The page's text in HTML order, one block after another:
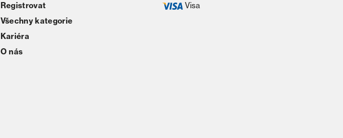
Registrovat
Všechny kategorie
Kariéra
O nás
Visa